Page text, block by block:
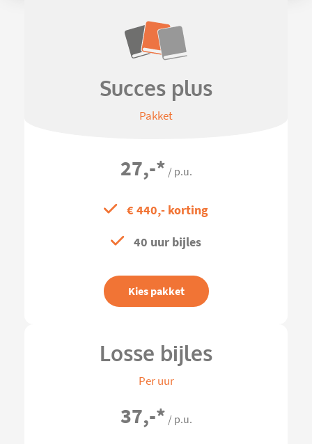
Succes plus
Pakket
27,-* / p.u.
€ 440,- korting
40 uur bijles
Kies pakket
Losse bijles
Per uur
37,-* / p.u.